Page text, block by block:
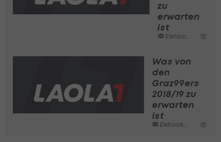
zu
erwarten
ist
Eishockey
Was von
den
Graz99ers
2018/19 zu
erwarten
ist
Eishockey